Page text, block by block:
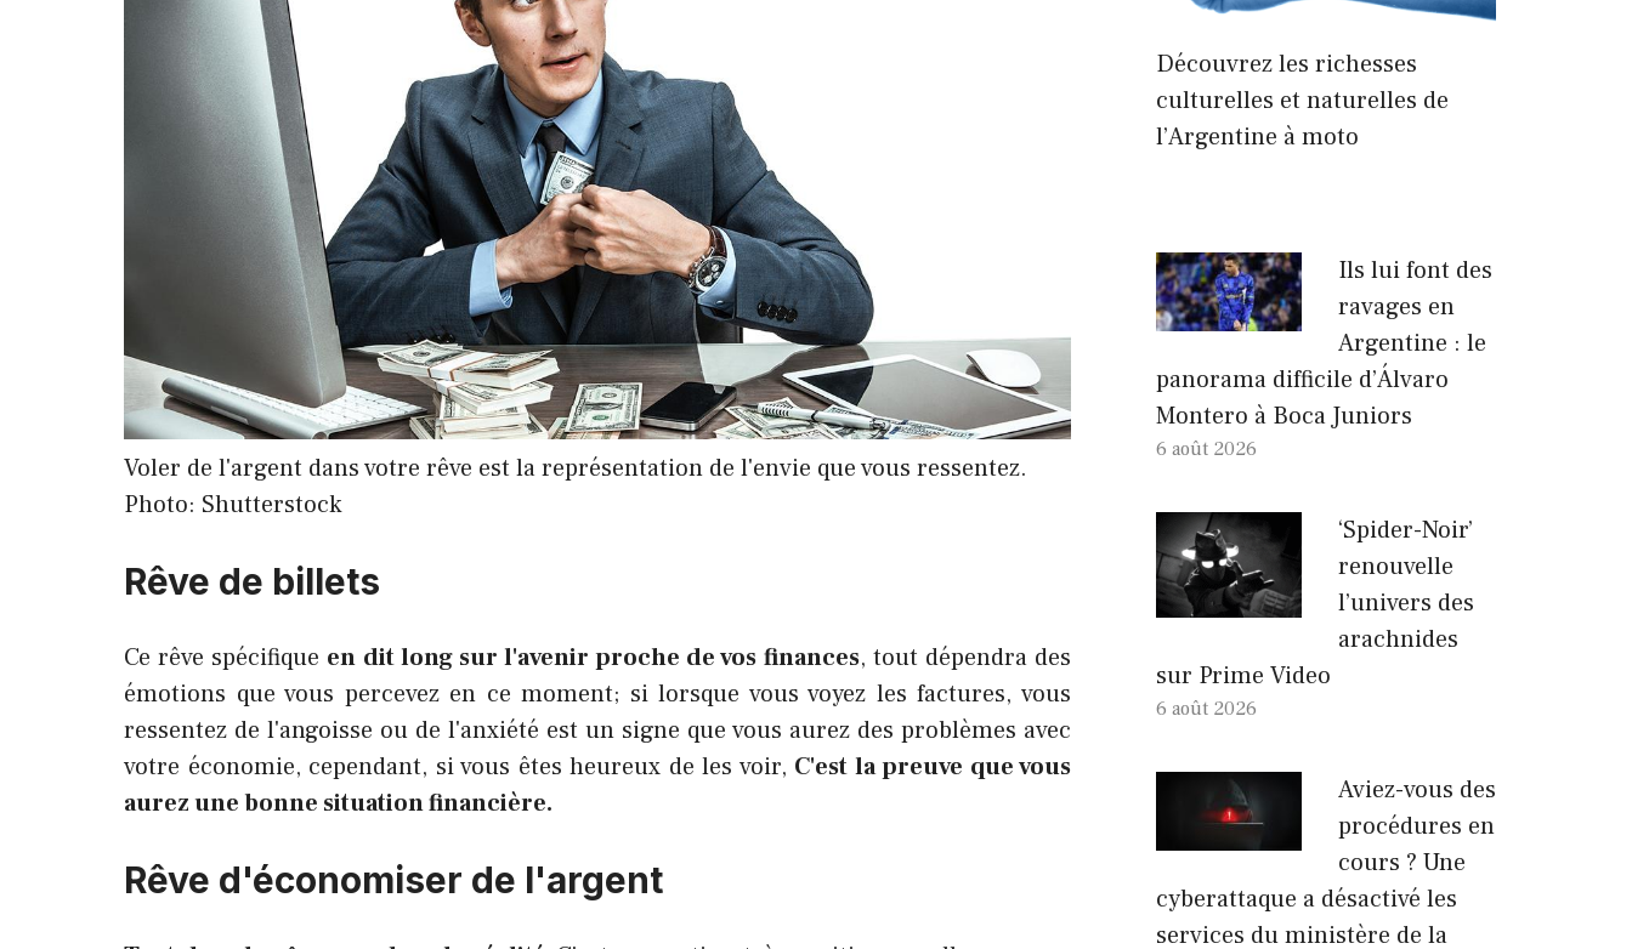
Voler de l'argent dans votre rêve est la représentation de l'envie que vous ressentez.
Photo: Shutterstock
Rêve de billets
Ce rêve spécifique en dit long sur l'avenir proche de vos finances, tout dépendra des
émotions que vous percevez en ce moment; si lorsque vous voyez les factures, vous
ressentez de l'angoisse ou de l'anxiété est un signe que vous aurez des problèmes avec
votre économie, cependant, si vous êtes heureux de les voir, C'est la preuve que vous
aurez une bonne situation financière.
Rêve d'économiser de l'argent
Découvrez les richesses
culturelles et naturelles de
l’Argentine à moto
Ils lui font des
ravages en
Argentine : le
panorama difficile d’Álvaro
Montero à Boca Juniors
6 août 2026
‘Spider-Noir’
renouvelle
l’univers des
arachnides
sur Prime Video
6 août 2026
Aviez-vous des
procédures en
cours ? Une
cyberattaque a désactivé les
services du ministère de la